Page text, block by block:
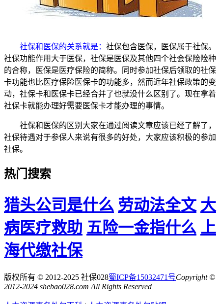
社保和医保的关系就是： 社保包含医保，医保属于社保。
社保功能作用大于医保，社保是医保及其他四个社会保险险种
的合称，医保是医疗保险的简称。同时参加社保后领取的社保
卡功能也比医疗保险医保卡的功能多，然而近年社保政策的变
动，社保卡和医保卡已经合并了也就没什么区别了。现在拿着
社保卡就能办理好需要医保卡才能办理的事情。
社保和医保的区别大家在通过阅读文章应该已经了解了，
社保待遇对于参保人来说有很多的好处，大家应该积极的参加
社保。
热门搜索
猎头公司是什么 劳动法全文 大
病医疗救助 五险一金指什么 上
海代缴社保
版权所有 © 2012-2025 社保028蜀ICP备15032471号Copyright ©
2012-2024 shebao028.com All Rights Reserved